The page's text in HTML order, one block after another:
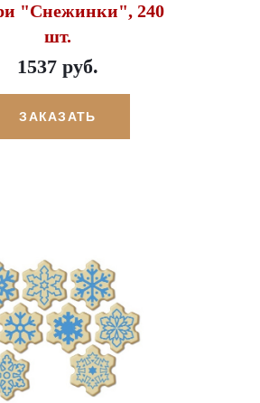
"Снежинки", 240
шт.
1537 руб.
ЗАКАЗАТЬ